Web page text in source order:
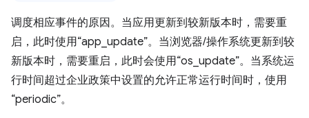
调度相应事件的原因。当应用更新到较新版本时，需要重
启，此时使用“app_update”。当浏览器/操作系统更新到较
新版本时，需要重启，此时会使用“os_update”。当系统运
行时间超过企业政策中设置的允许正常运行时间时，使用
“periodic”。